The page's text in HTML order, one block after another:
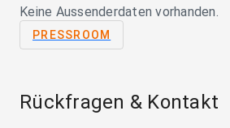
Keine Aussenderdaten vorhanden.
PRESSROOM
Rückfragen & Kontakt